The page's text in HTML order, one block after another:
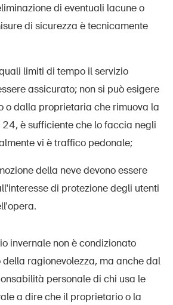
di eventuali lacune o
di sicurezza è tecnicamente
limiti di tempo il servizio
assicurato; non si può esigere
o dalla proprietaria che rimuova la
24, è sufficiente che lo faccia negli
vi è traffico pedonale;
della neve devono essere
di protezione degli utenti
invernale non è condizionato
ragionevolezza, ma anche dal
personale di chi usa le
a dire che il proprietario o la